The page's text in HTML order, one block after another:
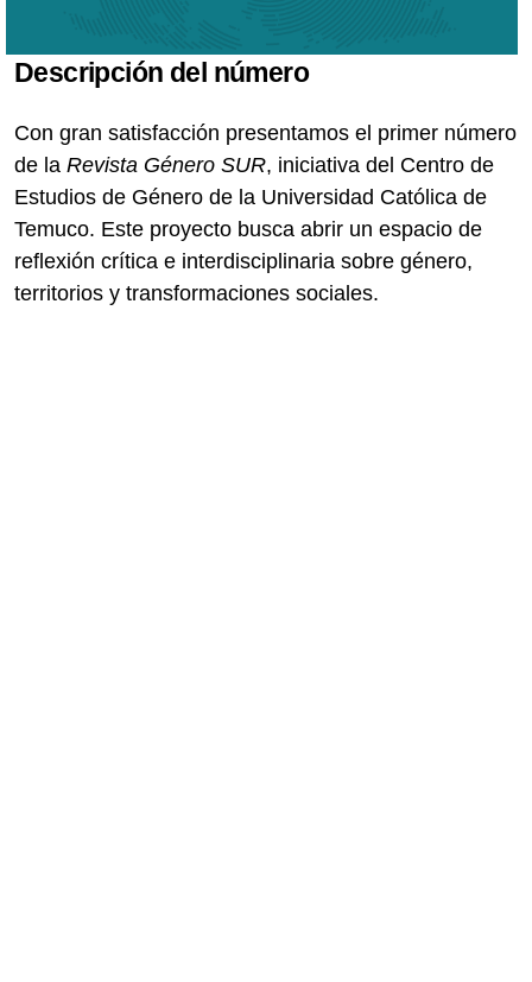
Descripción del número
Con gran satisfacción presentamos el primer número
de la Revista Género SUR, iniciativa del Centro de
Estudios de Género de la Universidad Católica de
Temuco. Este proyecto busca abrir un espacio de
reflexión crítica e interdisciplinaria sobre género,
territorios y transformaciones sociales.